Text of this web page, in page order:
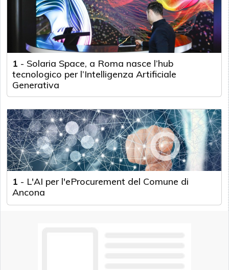
1 - Solaria Space, a Roma nasce l’hub
tecnologico per l’Intelligenza Artificiale
Generativa
1 - L'AI per l'eProcurement del Comune di
Ancona